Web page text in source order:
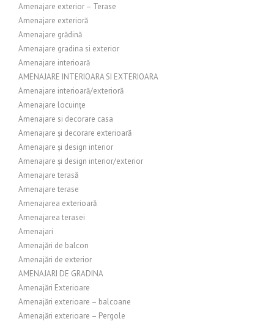
Amenajare exterior – Terase
Amenajare exterioră
Amenajare grădină
Amenajare gradina si exterior
Amenajare interioară
AMENAJARE INTERIOARA SI EXTERIOARA
Amenajare interioară/exterioră
Amenajare locuințe
Amenajare si decorare casa
Amenajare și decorare exterioară
Amenajare și design interior
Amenajare și design interior/exterior
Amenajare terasă
Amenajare terase
Amenajarea exterioară
Amenajarea terasei
Amenajari
Amenajări de balcon
Amenajări de exterior
AMENAJARI DE GRADINA
Amenajări Exterioare
Amenajări exterioare – balcoane
Amenajări exterioare – Pergole